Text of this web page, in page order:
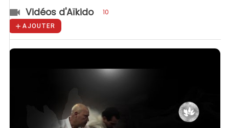
Vidéos d'Aïkido 10
AJOUTER